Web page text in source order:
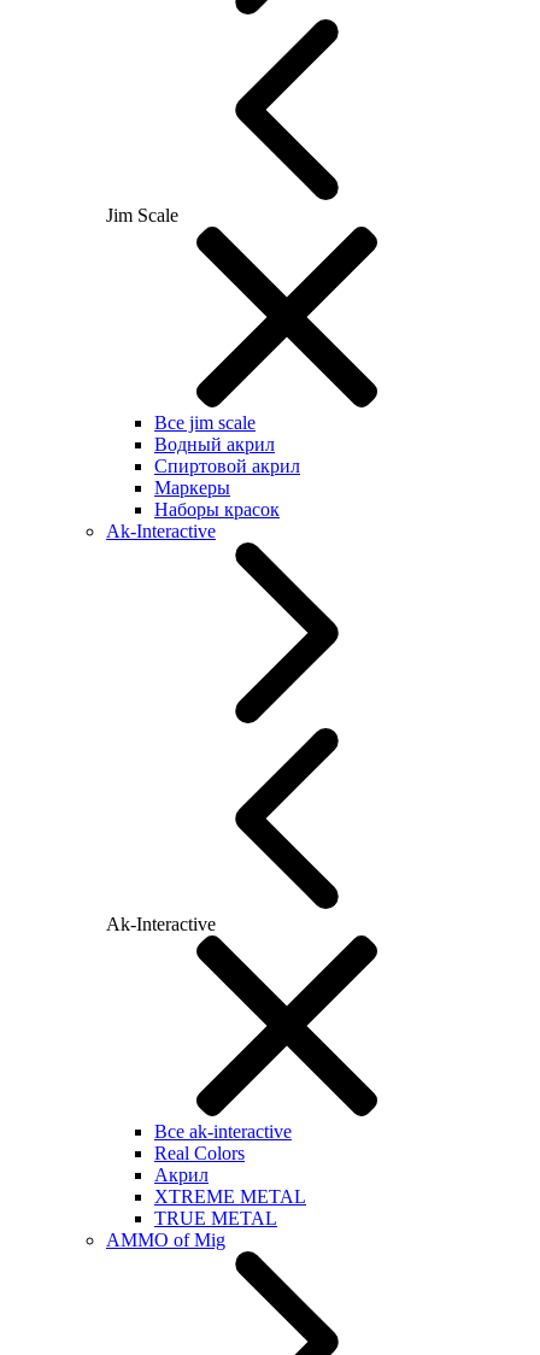
Jim Scale
Все jim scale
Водный акрил
Спиртовой акрил
Маркеры
Наборы красок
Ak-Interactive
Ak-Interactive
Все ak-interactive
Real Colors
Акрил
XTREME METAL
TRUE METAL
AMMO of Mig